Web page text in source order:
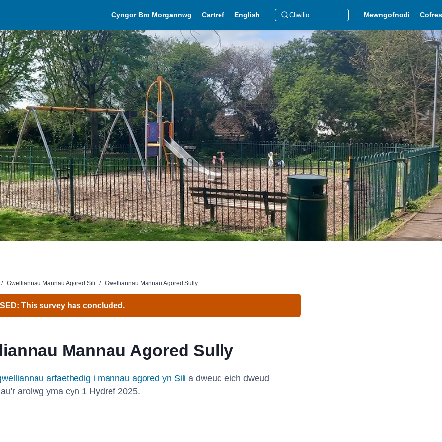
Cyngor Bro Morgannwg Cartref English Mewngofnodi
/ Gwelliannau Mannau Agored Sili / Gwelliannau Mannau Agored Sully
This survey has concluded.
Mannau Agored Sully
arfaethedig i mannau agored yn Sili a dweud eich dweud
arolwg yma cyn 1 Hydref 2025.